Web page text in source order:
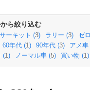
ら絞り込む
サーキット (3) ラリー (3)
ゼ
60年代 (1) 90年代 (3)
アメ車
(1) ノーマル車 (5) 買い物 (1)